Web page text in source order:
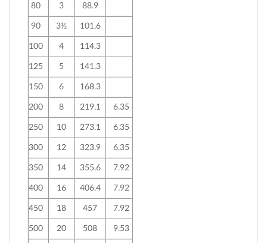
80 3 88.9
90 3½ 101.6
100 4 114.3
125 5 141.3
150 6 168.3
200 8 219.1 6.35
250 10 273.1 6.35
300 12 323.9 6.35
350 14 355.6 7.92
400 16 406.4 7.92
450 18 457 7.92
500 20 508 9.53